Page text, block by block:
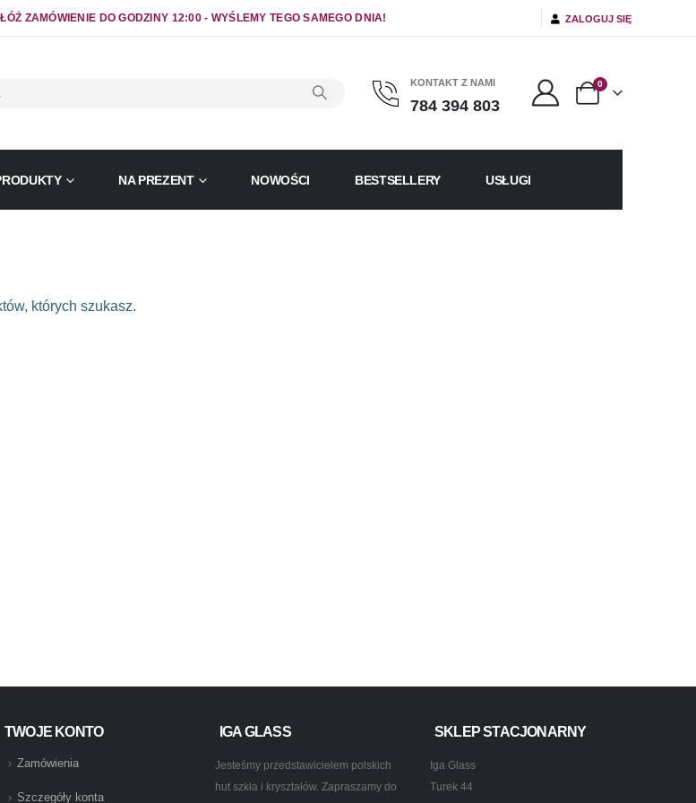
ZAMÓWIENIE DO GODZINY 12:00 - WYŚLEMY TEGO SAMEGO DNIA! ZALOGUJ SIĘ
KONTAKT Z NAMI
784 394 803
0
NA PREZENT NOWOŚCI BESTSELLERY USŁUGI
których szukasz.
TWOJE KONTO
Zamówienia
Szczegóły konta
IGA GLASS
Jesteśmy przedstawicielem polskich
hut szkła i kryształów. Zapraszamy do
SKLEP STACJONARNY
Iga Glass
Turek 44